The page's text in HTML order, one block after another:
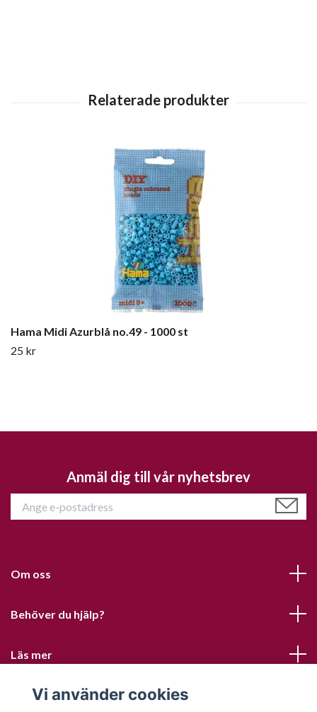
Hama Midi Azurblå no.49 - 1000 st
25 kr
Anmäl dig till vår nyhetsbrev
Om oss
Behöver du hjälp?
Läs mer
Sociala medier
Vi använder cookies